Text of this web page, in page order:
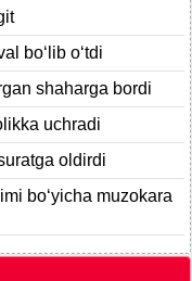
bo‘lib o‘tdi
shaharga bordi
uchradi
oldirdi
bo‘yicha muzokara